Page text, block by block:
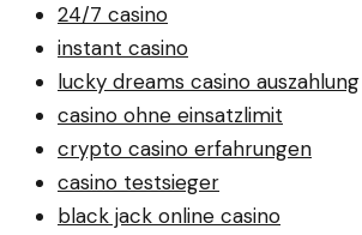
24/7 casino
instant casino
lucky dreams casino auszahlung
casino ohne einsatzlimit
crypto casino erfahrungen
casino testsieger
black jack online casino